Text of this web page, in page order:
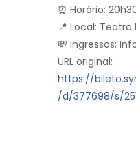
⏰ Horário:
📍 Local: Teatro
💸 Ingressos:
URL original:
https://
/d/377698/s/